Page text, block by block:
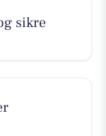
sikre